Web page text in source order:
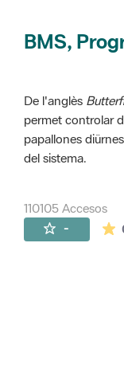
BMS,
De l'anglès
permet controlar
papallones
del sistema.
110105 Accesos
-